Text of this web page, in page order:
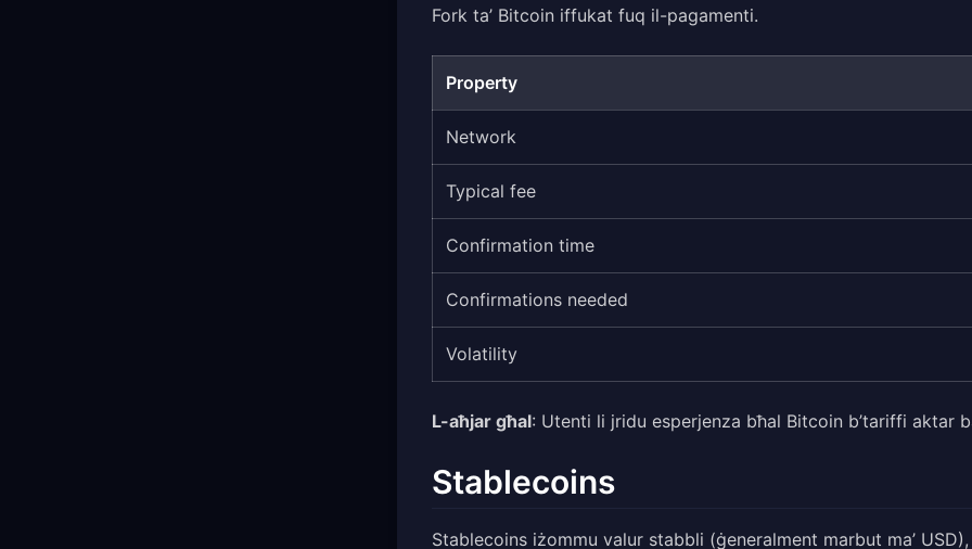
Fork ta’ Bitcoin iffukat fuq il-pagamenti.
Property
Network
Typical fee
Confirmation time
Confirmations needed
Volatility
L-aħjar għal: Utenti li jridu esperjenza bħal Bitcoin b’tariffi aktar
Stablecoins
Stablecoins iżommu valur stabbli (ġeneralment marbut ma’